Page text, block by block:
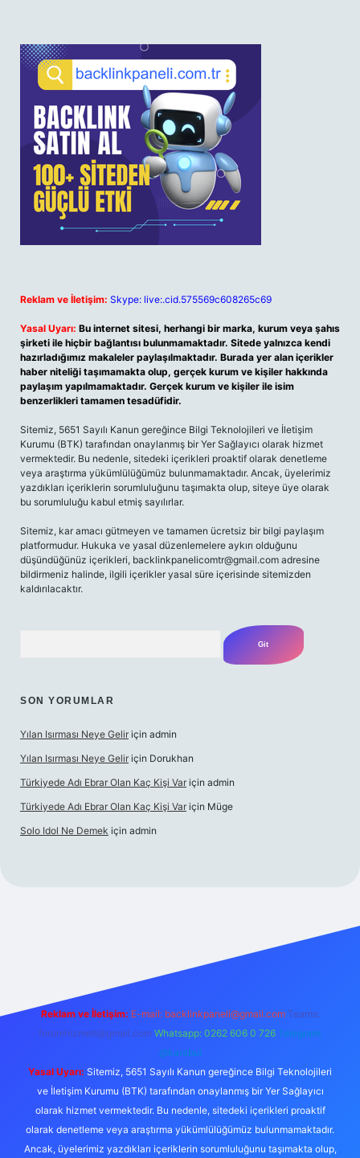
Reklam ve İletişim: Skype: live:.cid.575569c608265c69
Yasal Uyarı: Bu internet sitesi, herhangi bir marka, kurum veya şahıs
şirketi ile hiçbir bağlantısı bulunmamaktadır. Sitede yalnızca kendi
hazırladığımız makaleler paylaşılmaktadır. Burada yer alan içerikler
haber niteliği taşımamakta olup, gerçek kurum ve kişiler hakkında
paylaşım yapılmamaktadır. Gerçek kurum ve kişiler ile isim
benzerlikleri tamamen tesadüfidir.
Sitemiz, 5651 Sayılı Kanun gereğince Bilgi Teknolojileri ve İletişim
Kurumu (BTK) tarafından onaylanmış bir Yer Sağlayıcı olarak hizmet
vermektedir. Bu nedenle, sitedeki içerikleri proaktif olarak denetleme
veya araştırma yükümlülüğümüz bulunmamaktadır. Ancak, üyelerimiz
yazdıkları içeriklerin sorumluluğunu taşımakta olup, siteye üye olarak
bu sorumluluğu kabul etmiş sayılırlar.
Sitemiz, kar amacı gütmeyen ve tamamen ücretsiz bir bilgi paylaşım
platformudur. Hukuka ve yasal düzenlemelere aykırı olduğunu
düşündüğünüz içerikleri, backlinkpanelicomtr@gmail.com adresine
bildirmeniz halinde, ilgili içerikler yasal süre içerisinde sitemizden
kaldırılacaktır.
SON YORUMLAR
Yılan Isırması Neye Gelir için admin
Yılan Isırması Neye Gelir için Dorukhan
Türkiyede Adı Ebrar Olan Kaç Kişi Var için admin
Türkiyede Adı Ebrar Olan Kaç Kişi Var için Müge
Solo Idol Ne Demek için admin
Reklam ve İletişim: E-mail: backlinkpaneli@gmail.com Teams:
forumhizmeti@gmail.com Whatsapp: 0262 606 0 726 Telegram:
@karabul
Yasal Uyarı: Sitemiz, 5651 Sayılı Kanun gereğince Bilgi Teknolojileri
ve İletişim Kurumu (BTK) tarafından onaylanmış bir Yer Sağlayıcı
olarak hizmet vermektedir. Bu nedenle, sitedeki içerikleri proaktif
olarak denetleme veya araştırma yükümlülüğümüz bulunmamaktadır.
Ancak, üyelerimiz yazdıkları içeriklerin sorumluluğunu taşımakta olup,